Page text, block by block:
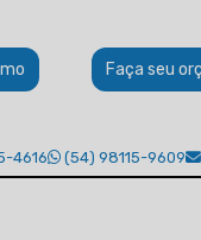
Faça seu
4616 (54) 98115-9609